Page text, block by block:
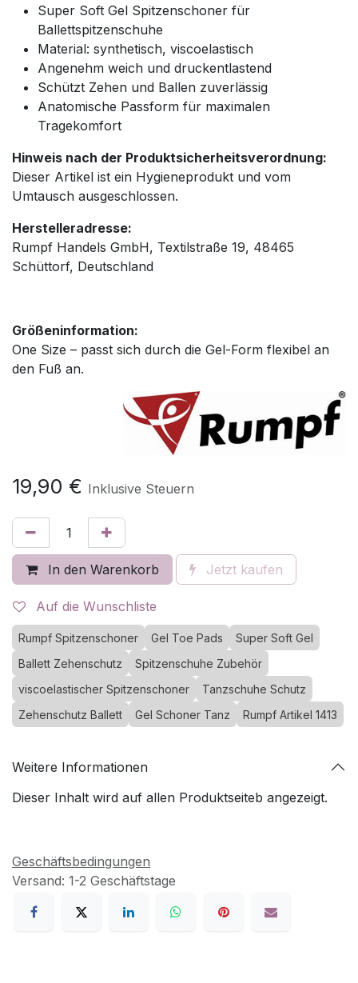
Super Soft Gel Spitzenschoner für
Ballettspitzenschuhe
Material: synthetisch, viscoelastisch
Angenehm weich und druckentlastend
Schützt Zehen und Ballen zuverlässig
Anatomische Passform für maximalen
Tragekomfort
Hinweis nach der Produktsicherheitsverordnung:
Dieser Artikel ist ein Hygieneprodukt und vom
Umtausch ausgeschlossen.
Herstelleradresse:
Rumpf Handels GmbH, Textilstraße 19, 48465
Schüttorf, Deutschland
Größeninformation:
One Size – passt sich durch die Gel-Form flexibel an
den Fuß an.
19,90 € Inklusive Steuern
In den Warenkorb Jetzt kaufen
Auf die Wunschliste
Rumpf Spitzenschoner Gel Toe Pads
Super Soft Gel
Ballett Zehenschutz
Spitzenschuhe Zubehör
viscoelastischer Spitzenschoner
Tanzschuhe Schutz
Zehenschutz Ballett
Gel Schoner Tanz Rumpf Artikel 1413
Weitere Informationen
Dieser Inhalt wird auf allen Produktseiteb angezeigt.
Geschäftsbedingungen
Versand: 1-2 Geschäftstage